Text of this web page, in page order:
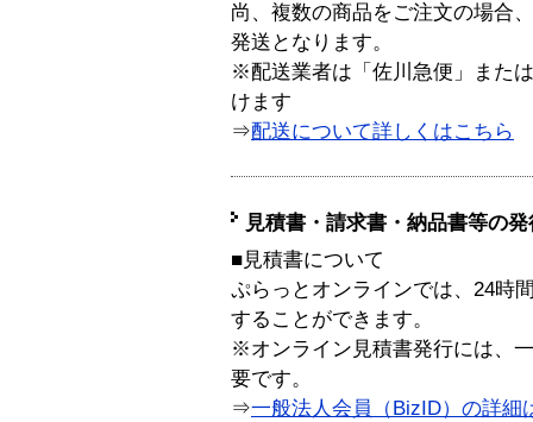
尚、複数の商品をご注文の場合
発送となります。
※配送業者は「佐川急便」また
けます
⇒配送について詳しくはこちら
見積書・請求書・納品書等の
■見積書について
ぷらっとオンラインでは、24時
することができます。
※オンライン見積書発行には、
要です。
⇒一般法人会員（BizID）の詳細